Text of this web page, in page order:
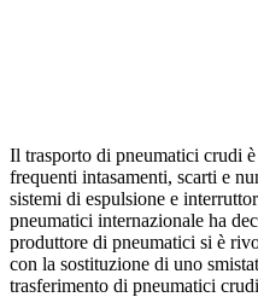
Il trasporto di pneumatici crudi
frequenti intasamenti, scarti e
sistemi di espulsione e
pneumatici internazionale ha
produttore di pneumatici si è
con la sostituzione di uno
trasferimento di pneumatici